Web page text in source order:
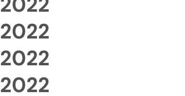
2022
2022
2022